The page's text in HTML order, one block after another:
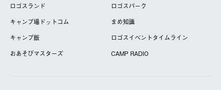
ロゴスランド
ロゴスパーク
キャンプ場ドットコム
まめ知識
キャンプ飯
ロゴスイベントタイムライン
おあそびマスターズ
CAMP RADIO